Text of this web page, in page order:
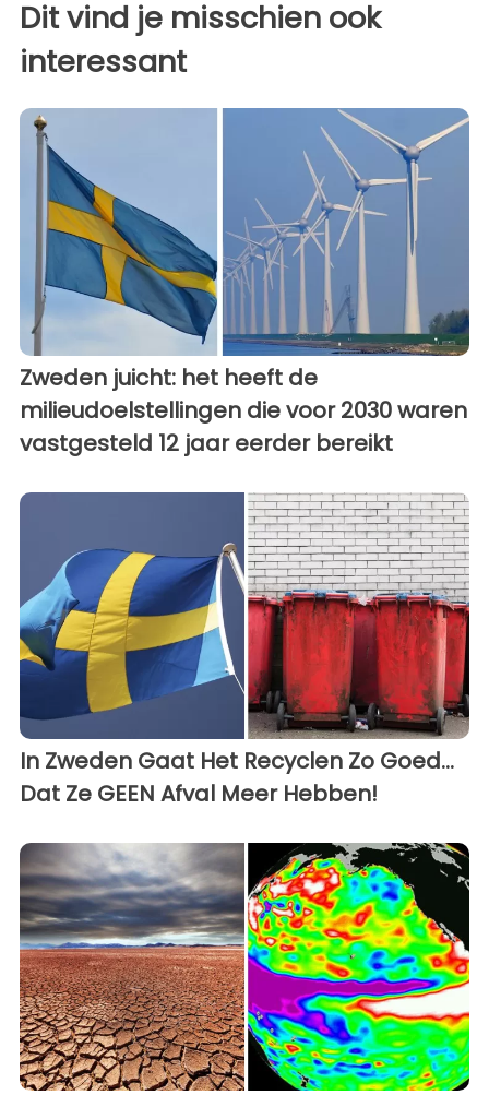
Dit vind je misschien ook
interessant
Zweden juicht: het heeft de
milieudoelstellingen die voor 2030 waren
vastgesteld 12 jaar eerder bereikt
In Zweden Gaat Het Recyclen Zo Goed…
Dat Ze GEEN Afval Meer Hebben!